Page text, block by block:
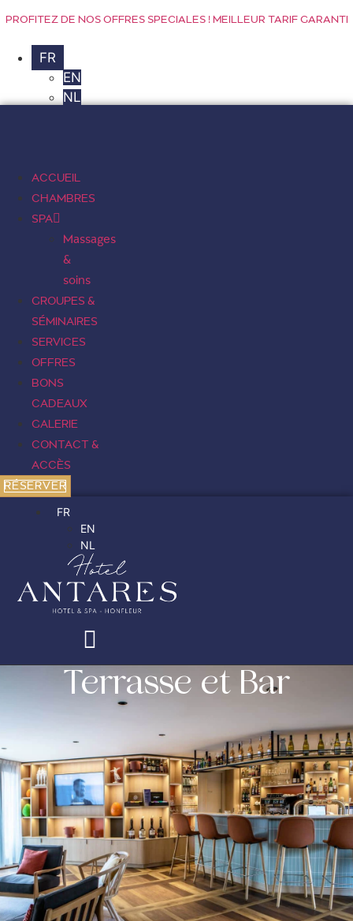
contenu
PROFITEZ DE NOS OFFRES SPECIALES ! MEILLEUR TARIF GARANTI
FR
EN
NL
ACCUEIL
CHAMBRES
SPA
Massages
&
soins
GROUPES &
SÉMINAIRES
SERVICES
OFFRES
BONS
CADEAUX
GALERIE
CONTACT &
ACCÈS
RÉSERVER
FR
EN
NL
Terrasse et Bar